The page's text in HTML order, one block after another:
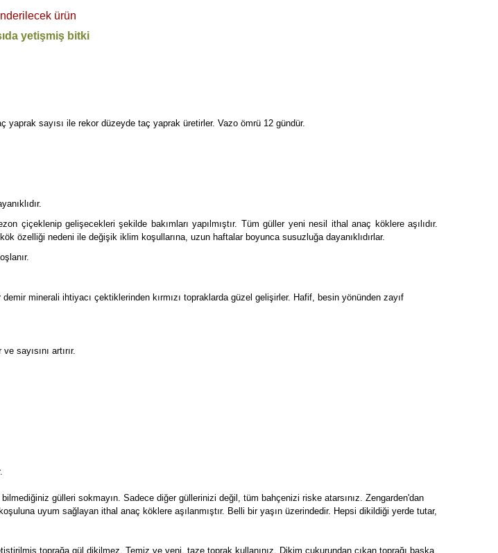
ürün
yetişmiş bitki
sayısı ile rekor düzeyde taç yaprak üretirler. Vazo ömrü 12 gündür.
çiçeklenip gelişecekleri şekilde bakımları yapılmıştır. Tüm güller yeni nesil ithal anaç köklere aşılıdır.
özelliği nedeni ile değişik iklim koşullarına, uzun haftalar boyunca susuzluğa dayanıklıdırlar.
minerali ihtiyacı çektiklerinden kırmızı topraklarda güzel gelişirler. Hafif, besin yönünden zayıf
sayısını artırır.
gülleri sokmayın. Sadece diğer güllerinizi değil, tüm bahçenizi riske atarsınız. Zengarden'dan
uyum sağlayan ithal anaç köklere aşılanmıştır. Belli bir yaşın üzerindedir. Hepsi dikildiği yerde tutar,
toprağa gül dikilmez. Temiz ve yeni, taze toprak kullanınız. Dikim çukurundan çıkan toprağı başka